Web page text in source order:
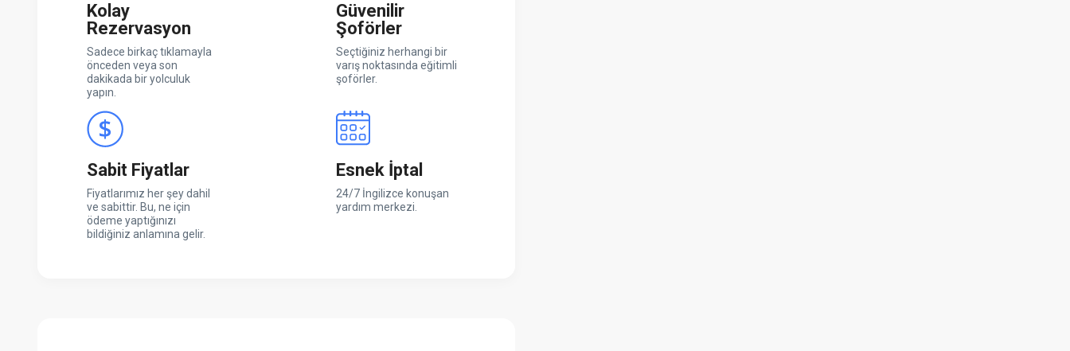
Kolay
Rezervasyon
Sadece birkaç tıklamayla
önceden veya son
dakikada bir yolculuk
yapın.
Güvenilir
Şoförler
Seçtiğiniz herhangi bir
varış noktasında eğitimli
şoförler.
Sabit Fiyatlar
Fiyatlarımız her şey dahil
ve sabittir. Bu, ne için
ödeme yaptığınızı
bildiğiniz anlamına gelir.
Esnek İptal
24/7 İngilizce konuşan
yardım merkezi.